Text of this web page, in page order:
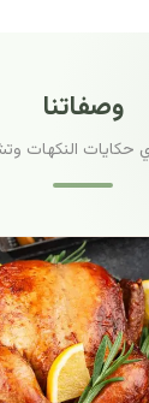
وصفاتنا
حكايات النكهات